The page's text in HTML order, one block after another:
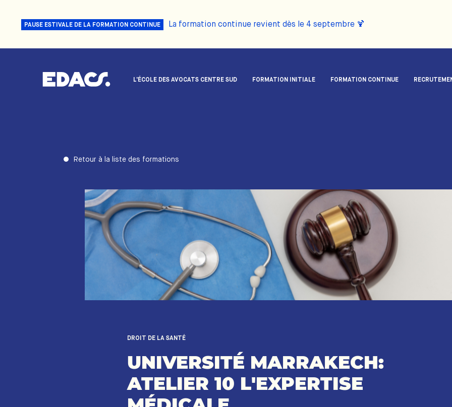
PAUSE ESTIVALE DE LA FORMATION CONTINUE La formation continue revient dès le 4 septembre 🍹
L'ÉCOLE DES AVOCATS CENTRE SUD FORMATION INITIALE FORMATION CONTINUE
Retour à la liste des formations
DROIT DE LA SANTÉ
UNIVERSITÉ MARRAKECH:
ATELIER 10 L'EXPERTISE